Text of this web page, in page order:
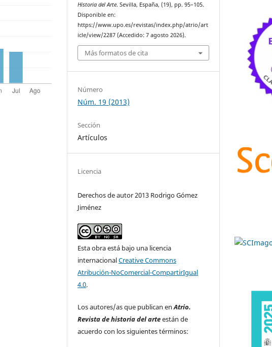
Historia del Arte. Sevilla, España, (19), pp. 95–105.
Disponible en:
https://www.upo.es/revistas/index.php/atrio/art
icle/view/2287 (Accedido: 7 agosto 2026).
Más formatos de cita
Número
Núm. 19 (2013)
Sección
Artículos
Licencia
Derechos de autor 2013 Rodrigo Gómez
Jiménez
Esta obra está bajo una licencia
internacionalCreative Commons
Atribución-NoComercial-CompartirIgual
4.0.
Los autores/as que publican enAtrio.
Revista de historia del arteestán de
acuerdo con los siguientes términos: